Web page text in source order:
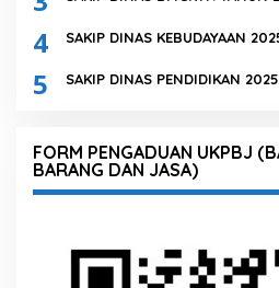
4 SAKIP DINAS KEBUDAYAAN
5 SAKIP DINAS PENDIDIKAN 2025
FORM PENGADUAN UKPBJ
BARANG DAN JASA)